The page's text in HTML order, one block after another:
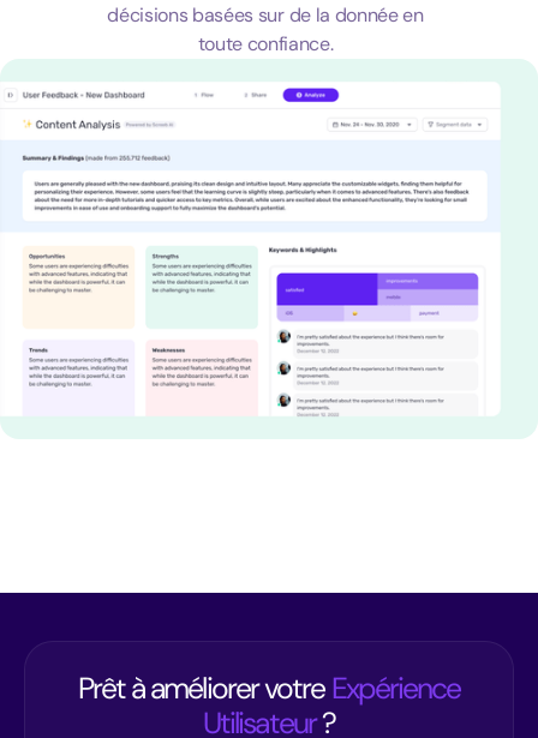
décisions basées sur de la donnée en
toute confiance.
Prêt à améliorer votreExpérience
Utilisateur?